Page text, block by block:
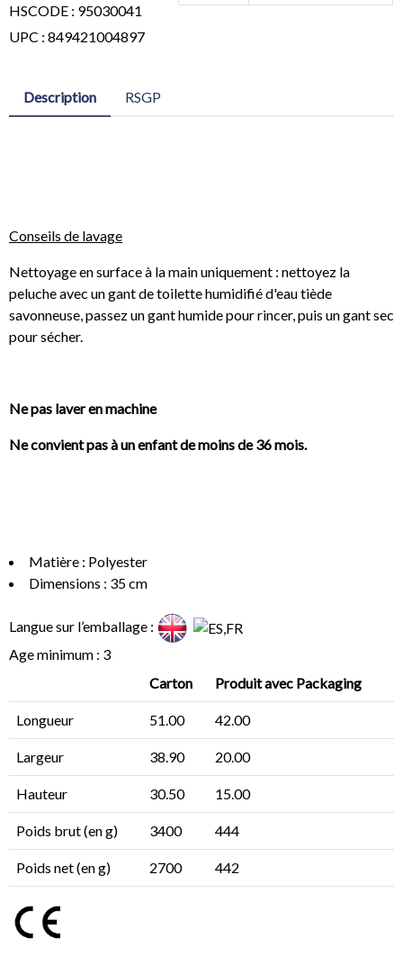
HSCODE : 95030041
UPC : 849421004897
Description RSGP
Conseils de lavage
Nettoyage en surface à la main uniquement : nettoyez la
peluche avec un gant de toilette humidifié d'eau tiède
savonneuse, passez un gant humide pour rincer, puis un gant sec
pour sécher.
Ne pas laver en machine
Ne convient pas à un enfant de moins de 36 mois.
Matière : Polyester
Dimensions : 35 cm
Langue sur l’emballage :
Age minimum : 3
Carton
Produit avec Packaging
Longueur 51.00 42.00
Largeur 38.90 20.00
Hauteur 30.50 15.00
Poids brut (en g) 3400 444
Poids net (en g) 2700 442